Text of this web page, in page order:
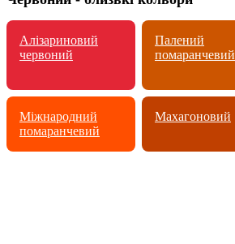
Алізариновий
червоний
Палений
помаранчевий
Міжнародний
помаранчевий
Махагоновий